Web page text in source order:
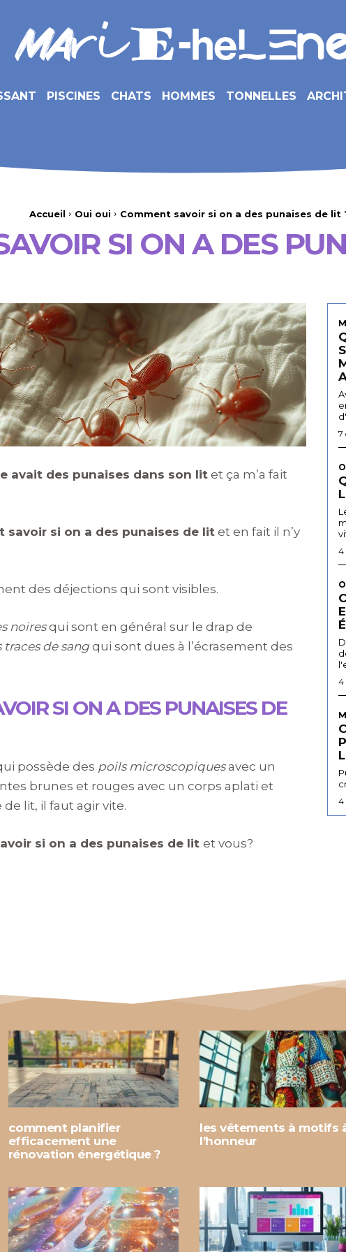
PISCINES CHATS HOMMES TONNELLES
Accueil Oui oui Comment savoir si on a des punaises de lit
SI ON A DES
avait des punaises dans son lit et ça m’a fait
savoir si on a des punaises de lit et en fait il n’y
des déjections qui sont visibles.
noiresqui sont en général sur le drap de
traces de sang qui sont dues à l’écrasement des
SI ON A DES PUNAISES DE
possède des poils microscopiquesavec un
brunes et rouges avec un corps aplati et
lit, il faut agir vite.
si on a des punaises de lit et vous?
7
4
4
4
comment planifier
efficacement une
rénovation énergétique ?
les vêtements à motifs
l’honneur